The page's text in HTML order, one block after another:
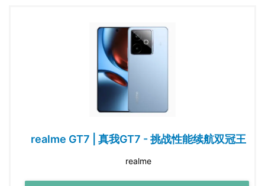
realme GT7 | 真我GT7 - 挑战性能续航双冠王
realme